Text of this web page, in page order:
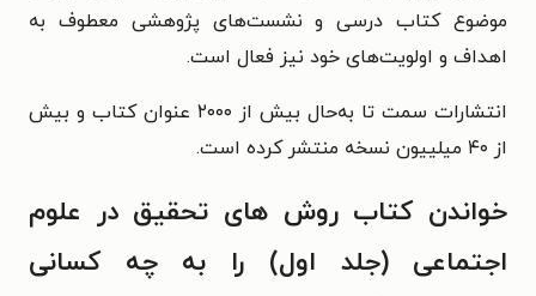
موضوع کتاب درسی و نشست‌های پژوهشی معطوف به
اهداف و اولویت‌های خود نیز فعال است.
انتشارات سمت تا به‌حال بیش از ۲۰۰۰ عنوان کتاب و بیش
از ۴۰ میلییون نسخه منتشر کرده است.
خواندن کتاب روش های تحقیق در علوم
اجتماعی (جلد اول) را به چه کسانی